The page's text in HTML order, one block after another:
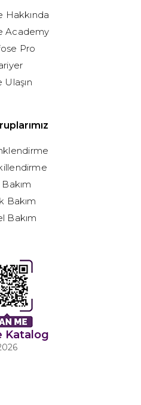
Hakkında
Academy
Pro
Ulaşın
Bakım
Bakım
Katalog